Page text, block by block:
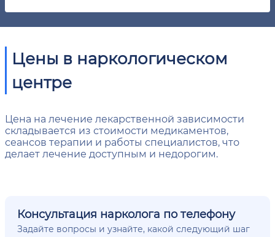
Цены в наркологическом
центре
Цена на лечение лекарственной зависимости
складывается из стоимости медикаментов,
сеансов терапии и работы специалистов, что
делает лечение доступным и недорогим.
Консультация нарколога по телефону
Задайте вопросы и узнайте, какой следующий шаг